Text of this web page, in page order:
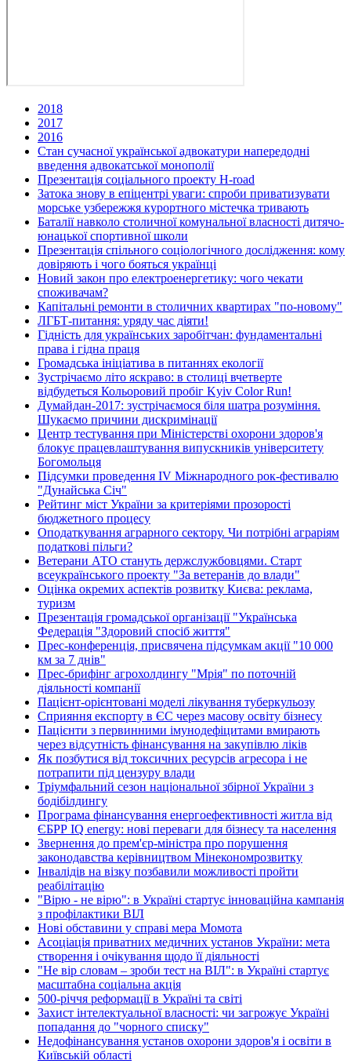
2018
2017
2016
Стан сучасної української адвокатури напередодні
введення адвокатської монополії
Презентація соціального проекту H-road
Затока знову в епіцентрі уваги: спроби приватизувати
морське узбережжя курортного містечка тривають
Баталії навколо столичної комунальної власності дитячо-
юнацької спортивної школи
Презентація спільного соціологічного дослідження: кому
довіряють і чого бояться українці
Новий закон про електроенергетику: чого чекати
споживачам?
Капітальні ремонти в столичних квартирах "по-новому"
ЛГБТ-питання: уряду час діяти!
Гідність для українських заробітчан: фундаментальні
права і гідна праця
Громадська ініціатива в питаннях екології
Зустрічаємо літо яскраво: в столиці вчетверте
відбудеться Кольоровий пробіг Kyiv Color Run!
Думайдан-2017: зустрічаємося біля шатра розуміння.
Шукаємо причини дискримінації
Центр тестування при Міністерстві охорони здоров'я
блокує працевлаштування випускників університету
Богомольця
Підсумки проведення IV Міжнародного рок-фестивалю
"Дунайська Січ"
Рейтинг міст України за критеріями прозорості
бюджетного процесу
Оподаткування аграрного сектору. Чи потрібні аграріям
податкові пільги?
Ветерани АТО стануть держслужбовцями. Старт
всеукраїнського проекту "За ветеранів до влади"
Оцінка окремих аспектів розвитку Києва: реклама,
туризм
Презентація громадської організації "Українська
Федерація "Здоровий спосіб життя"
Прес-конференція, присвячена підсумкам акції "10 000
км за 7 днів"
Прес-брифінг агрохолдингу "Мрія" по поточній
діяльності компанії
Пацієнт-орієнтовані моделі лікування туберкульозу
Сприяння експорту в ЄС через масову освіту бізнесу
Пацієнти з первинними імунодефіцитами вмирають
через відсутність фінансування на закупівлю ліків
Як позбутися від токсичних ресурсів агресора і не
потрапити під цензуру влади
Тріумфальний сезон національної збірної України з
бодібілдингу
Програма фінансування енергоефективності житла від
ЄБРР IQ energy: нові переваги для бізнесу та населення
Звернення до прем'єр-міністра про порушення
законодавства керівництвом Мінекономрозвитку
Інвалідів на візку позбавили можливості пройти
реабілітацію
"Вірю - не вірю": в Україні стартує інноваційна кампанія
з профілактики ВІЛ
Нові обставини у справі мера Момота
Асоціація приватних медичних установ України: мета
створення і очікування щодо її діяльності
"Не вір словам – зроби тест на ВІЛ": в Україні стартує
масштабна соціальна акція
500-річчя реформації в Україні та світі
Захист інтелектуальної власності: чи загрожує Україні
попадання до "чорного списку"
Недофінансування установ охорони здоров'я і освіти в
Київській області